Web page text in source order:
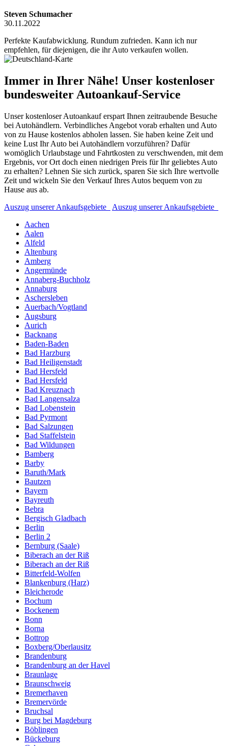
Steven Schumacher
30.11.2022
Perfekte Kaufabwicklung. Rundum zufrieden. Kann ich nur
empfehlen, für diejenigen, die ihr Auto verkaufen wollen.
Immer in Ihrer Nähe! Unser kostenloser
bundesweiter Autoankauf-Service
Unser kostenloser Autoankauf erspart Ihnen zeitraubende Besuche
bei Autohändlern. Verbindliches Angebot vorab erhalten und Auto
von zu Hause kostenlos abholen lassen. Sie haben keine Zeit und
keine Lust Ihr Auto bei Autohändlern vorzuführen? Dafür
womöglich Urlaubstage und Fahrtkosten zu verschwenden, mit dem
Ergebnis, vor Ort doch einen niedrigen Preis für Ihr geliebtes Auto
zu erhalten? Lehnen Sie sich zurück, sparen Sie sich Ihre wertvolle
Zeit und wickeln Sie den Verkauf Ihres Autos bequem von zu
Hause aus ab.
Auszug unserer Ankaufsgebiete
Auszug unserer Ankaufsgebiete
Aachen
Aalen
Alfeld
Altenburg
Amberg
Angermünde
Annaberg-Buchholz
Annaburg
Aschersleben
Auerbach/Vogtland
Augsburg
Aurich
Backnang
Baden-Baden
Bad Harzburg
Bad Heiligenstadt
Bad Hersfeld
Bad Hersfeld
Bad Kreuznach
Bad Langensalza
Bad Lobenstein
Bad Pyrmont
Bad Salzungen
Bad Staffelstein
Bad Wildungen
Bamberg
Barby
Baruth/Mark
Bautzen
Bayern
Bayreuth
Bebra
Bergisch Gladbach
Berlin
Berlin 2
Bernburg (Saale)
Biberach an der Riß
Biberach an der Riß
Bitterfeld-Wolfen
Blankenburg (Harz)
Bleicherode
Bochum
Bockenem
Bonn
Borna
Bottrop
Boxberg/Oberlausitz
Brandenburg
Brandenburg an der Havel
Braunlage
Braunschweig
Bremerhaven
Bremervörde
Bruchsal
Burg bei Magdeburg
Böblingen
Bückeburg